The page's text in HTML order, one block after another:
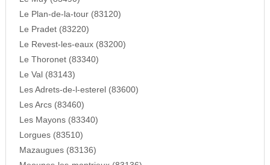
Le Plan-de-la-tour (83120)
Le Pradet (83220)
Le Revest-les-eaux (83200)
Le Thoronet (83340)
Le Val (83143)
Les Adrets-de-l-esterel (83600)
Les Arcs (83460)
Les Mayons (83340)
Lorgues (83510)
Mazaugues (83136)